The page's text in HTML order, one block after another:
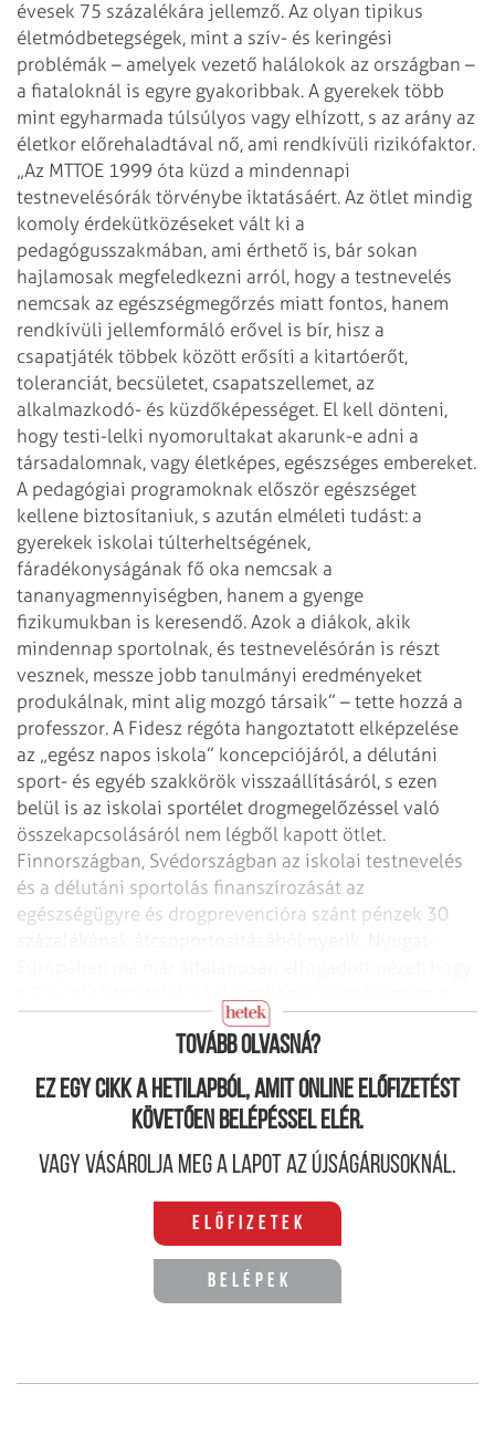
évesek 75 százalékára jellemző. Az olyan tipikus
életmódbetegségek, mint a szív- és keringési
problémák – amelyek vezető halálokok az országban –
a fiataloknál is egyre gyakoribbak. A gyerekek több
mint egyharmada túlsúlyos vagy elhízott, s az arány az
életkor előrehaladtával nő, ami rendkívüli rizikófaktor.
„Az MTTOE 1999 óta küzd a mindennapi
testnevelésórák törvénybe iktatásáért. Az ötlet mindig
komoly érdekütközéseket vált ki a
pedagógusszakmában, ami érthető is, bár sokan
hajlamosak megfeledkezni arról, hogy a testnevelés
nemcsak az egészségmegőrzés miatt fontos, hanem
rendkívüli jellemformáló erővel is bír, hisz a
csapatjáték többek között erősíti a kitartóerőt,
toleranciát, becsületet, csapatszellemet, az
alkalmazkodó- és küzdőképességet. El kell dönteni,
hogy testi-lelki nyomorultakat akarunk-e adni a
társadalomnak, vagy életképes, egészséges embereket.
A pedagógiai programoknak először egészséget
kellene biztosítaniuk, s azután elméleti tudást: a
gyerekek iskolai túlterheltségének,
fáradékonyságának fő oka nemcsak a
tananyagmennyiségben, hanem a gyenge
fizikumukban is keresendő. Azok a diákok, akik
mindennap sportolnak, és testnevelésórán is részt
vesznek, messze jobb tanulmányi eredményeket
produkálnak, mint alig mozgó társaik” – tette hozzá a
professzor. A Fidesz régóta hangoztatott elképzelése
az „egész napos iskola” koncepciójáról, a délutáni
sport- és egyéb szakkörök visszaállításáról, s ezen
belül is az iskolai sportélet drogmegelőzéssel való
összekapcsolásáról nem légből kapott ötlet.
Finnországban, Svédországban az iskolai testnevelés
és a délutáni sportolás finanszírozását az
egészségügyre és drogprevencióra szánt pénzek 30
sport.
Tovább olvasná?
Ez egy cikk a hetilapból, amit online előfizetést
követően belépéssel elér.
Vagy vásárolja meg a lapot az újságárusoknál.
Előfizetek
Belépek